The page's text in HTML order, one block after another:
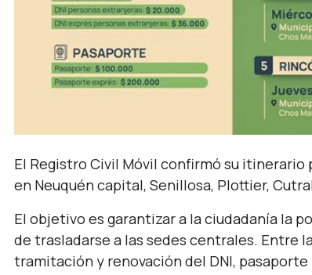
El Registro Civil Móvil confirmó su
en Neuquén capital, Senillosa, Plottier,
El objetivo es garantizar a la ciudadanía la
de trasladarse a las sedes centrales. Entre
tramitación y renovación del DNI,